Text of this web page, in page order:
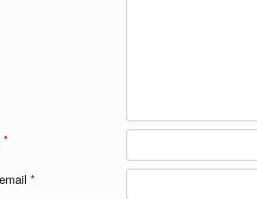
*
*